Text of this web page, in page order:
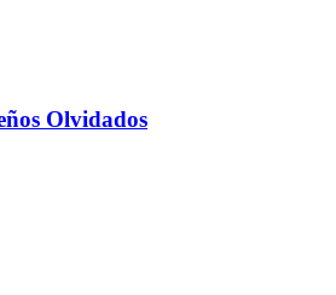
Olvidados